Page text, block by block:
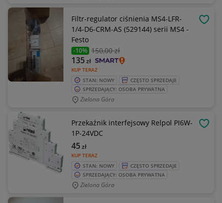
Filtr-regulator ciśnienia MS4-LFR-
1/4-D6-CRM-AS (529144) serii MS4 -
Festo
-10% 150,00 zł
KUP TERAZ
135zł
STAN: NOWY
CZĘSTO SPRZEDAJE
SPRZEDAJĄCY: OSOBA PRYWATNA
Zielona Góra
Przekaźnik interfejsowy Relpol PI6W-
1P-24VDC
KUP TERAZ
45zł
STAN: NOWY
CZĘSTO SPRZEDAJE
SPRZEDAJĄCY: OSOBA PRYWATNA
Zielona Góra